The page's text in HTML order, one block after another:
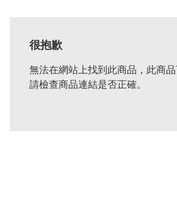
很抱歉
無法在網站上找到此商品，此商品
請檢查商品連結是否正確。